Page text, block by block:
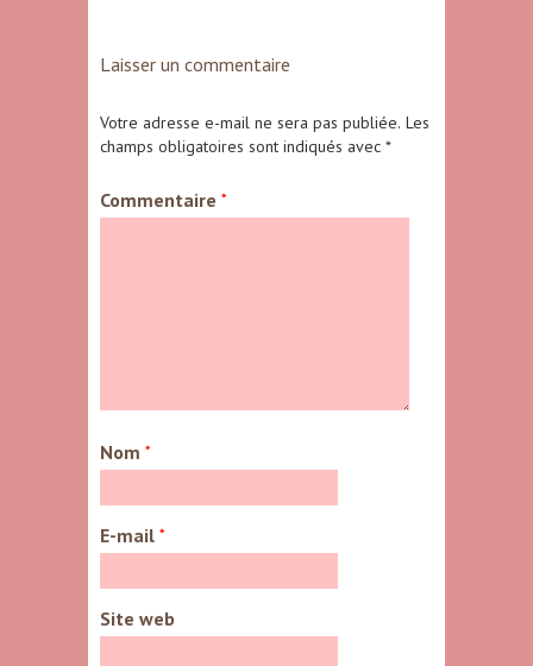
Laisser un commentaire
Votre adresse e-mail ne sera pas publiée. Les
champs obligatoires sont indiqués avec *
Commentaire *
Nom *
E-mail *
Site web